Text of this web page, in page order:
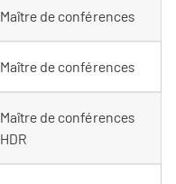
Maître de conférences
Maître de conférences
Maître de conférences
HDR